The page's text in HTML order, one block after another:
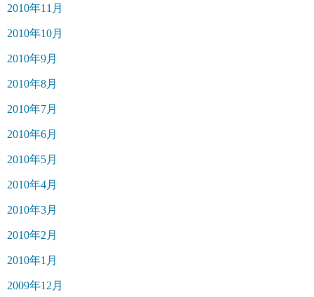
2010年11月
2010年10月
2010年9月
2010年8月
2010年7月
2010年6月
2010年5月
2010年4月
2010年3月
2010年2月
2010年1月
2009年12月